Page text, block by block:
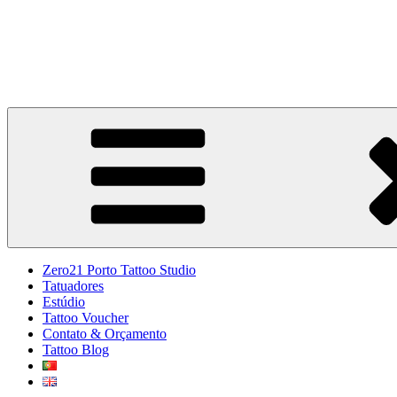
Zero21 Porto Tattoo Studio
estúdio de tatuagem no Porto
Zero21 Porto Tattoo Studio
Tatuadores
Estúdio
Tattoo Voucher
Contato & Orçamento
Tattoo Blog